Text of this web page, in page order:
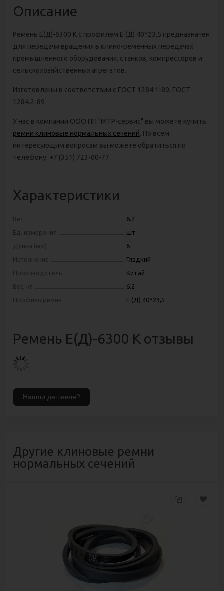
Описание
Ремень Е(Д)-6300 К с профилем E (Д) 40*23,5 предназначен
для передачи вращения в клино-ременных передачах
промышленного оборудования, станков, компрессоров и
сельскохозяйственных агрегатов.
Изготовлены в соответствии с ГОСТ 1284.1-89, ГОСТ
1284.2-89
У нас в компании ООО ПП "МТР-сервис" вы можете купить
ремни клиновые нормальных сечений. По всем
интересующим вопросам вы можете обратиться по
телефону: +7 (351) 723-00-77.
Характеристики
Вес
6.2
Ед. измерения
шт
Длина (мм)
6
Исполнение
Гладкий
Производитель
Китай
Вес, кг
6.2
Профиль ремня
E (Д) 40*23,5
Ремень Е(Д)-6300 К отзывы
Другие клиновые ремни
нормальных сечений